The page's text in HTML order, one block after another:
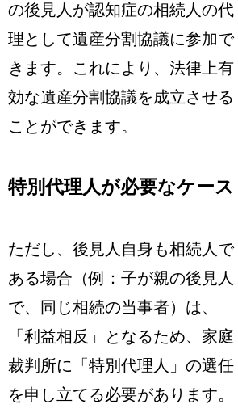
の後見人が認知症の相続人の代
理として遺産分割協議に参加で
きます。これにより、法律上有
効な遺産分割協議を成立させる
ことができます。
特別代理人が必要なケース
ただし、後見人自身も相続人で
ある場合（例：子が親の後見人
で、同じ相続の当事者）は、
「利益相反」となるため、家庭
裁判所に「特別代理人」の選任
を申し立てる必要があります。